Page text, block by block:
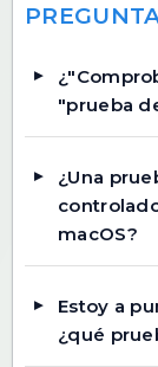
"prueba
¿Una
macOS?
Estoy a
¿qué